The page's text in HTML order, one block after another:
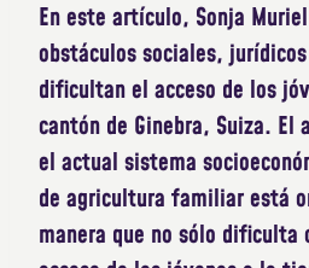
En este artículo, Sonja
obstáculos sociales,
dificultan el acceso de los
cantón de Ginebra, Suiza. El
el actual sistema
de agricultura familiar está
manera que no sólo dificulta